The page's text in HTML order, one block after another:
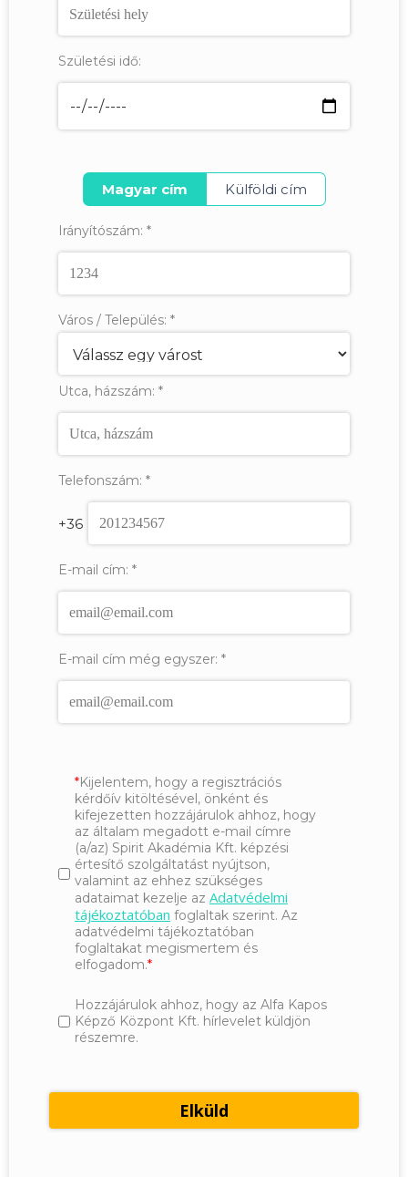
Születési idő:
Magyar cím Külföldi cím
Irányítószám: *
Város / Település: *
Utca, házszám: *
Telefonszám: *
+36
E-mail cím: *
E-mail cím még egyszer: *
Kijelentem, hogy a regisztrációs
kérdőív kitöltésével, önként és
kifejezetten hozzájárulok ahhoz, hogy
az általam megadott e-mail címre
(a/az) Spirit Akadémia Kft. képzési
értesítő szolgáltatást nyújtson,
valamint az ehhez szükséges
adataimat kezelje az Adatvédelmi
tájékoztatóban foglaltak szerint. Az
adatvédelmi tájékoztatóban
foglaltakat megismertem és
elfogadom.
Hozzájárulok ahhoz, hogy az Alfa Kapos
Képző Központ Kft. hírlevelet küldjön
részemre.